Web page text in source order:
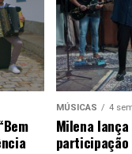
MÚSICAS 4
Milena lança
participação